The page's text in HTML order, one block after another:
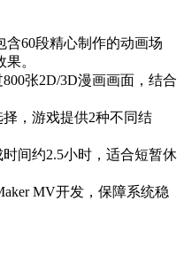
60段精心制作的动画场
。
张2D/3D漫画画面，结合
，游戏提供2种不同结
间约2.5小时，适合短暂休
MV开发，保障系统稳